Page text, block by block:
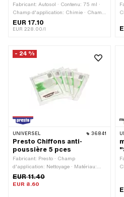
Fabricant: Autosol · Contenu: 75 ml ·
Champ d'application: Chimie · Champ
d'application: Nettoyant
EUR 17.10
EUR 228.00/l
- 24 %
UNIVERSEL 36841
Presto Chiffons anti-
poussière 5 pces
Fabricant: Presto · Champ
d'application: Nettoyage · Matériau:
Textile
EUR 11.40
EUR 8.60